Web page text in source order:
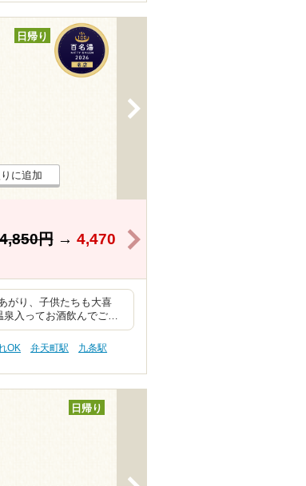
日帰り
に追加
円→ 4,470
がり、子供たちも大喜
泉入ってお酒飲んでご…
OK 弁天町駅
九条駅
日帰り